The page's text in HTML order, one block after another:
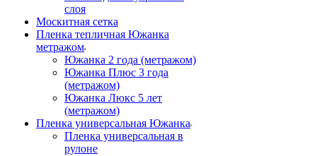
слоя
Москитная сетка
Пленка тепличная Южанка
метражом
Южанка 2 года (метражом)
Южанка Плюс 3 года
(метражом)
Южанка Люкс 5 лет
(метражом)
Пленка универсальная Южанка
Пленка универсальная в
рулоне